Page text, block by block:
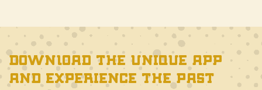
Download the unique app
and experience the past